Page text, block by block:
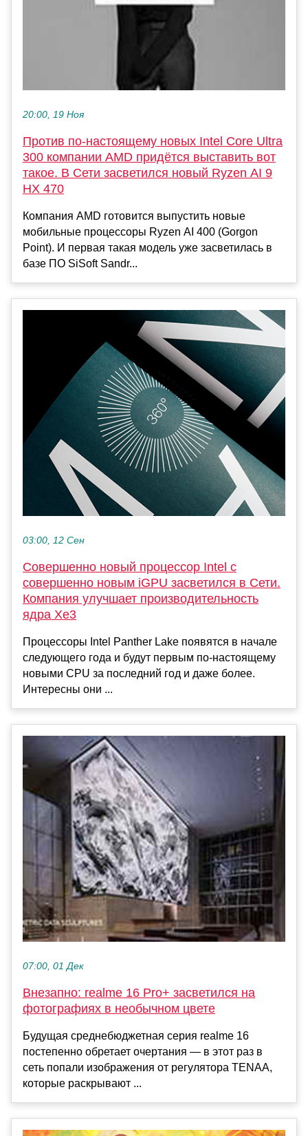
20:00, 19 Ноя
Против по-настоящему новых Intel Core Ultra
300 компании AMD придётся выставить вот
такое. В Сети засветился новый Ryzen AI 9
HX 470
Компания AMD готовится выпустить новые
мобильные процессоры Ryzen AI 400 (Gorgon
Point). И первая такая модель уже засветилась в
базе ПО SiSoft Sandr...
03:00, 12 Сен
Совершенно новый процессор Intel с
совершенно новым iGPU засветился в Сети.
Компания улучшает производительность
ядра Xe3
Процессоры Intel Panther Lake появятся в начале
следующего года и будут первым по-настоящему
новыми CPU за последний год и даже более.
Интересны они ...
07:00, 01 Дек
Внезапно: realme 16 Pro+ засветился на
фотографиях в необычном цвете
Будущая среднебюджетная серия realme 16
постепенно обретает очертания — в этот раз в
сеть попали изображения от регулятора TENAA,
которые раскрывают ...